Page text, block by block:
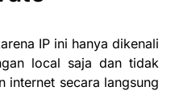
IP ini hanya dikenali
local saja dan tidak
internet secara langsung